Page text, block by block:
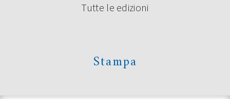
Tutte le edizioni
Stampa